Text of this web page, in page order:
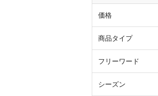
価格
商品タイプ
フリーワード
シーズン